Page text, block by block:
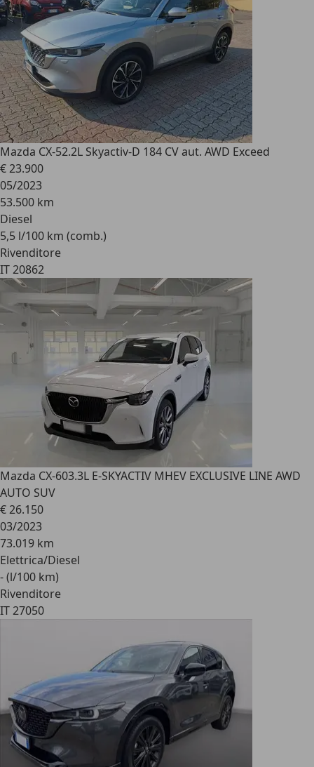
Mazda CX-52.2L Skyactiv-D 184 CV aut. AWD Exceed
€ 23.900
05/2023
53.500 km
Diesel
5,5 l/100 km (comb.)
Rivenditore
IT 20862
Mazda CX-603.3L E-SKYACTIV MHEV EXCLUSIVE LINE AWD
AUTO SUV
€ 26.150
03/2023
73.019 km
Elettrica/Diesel
- (l/100 km)
Rivenditore
IT 27050